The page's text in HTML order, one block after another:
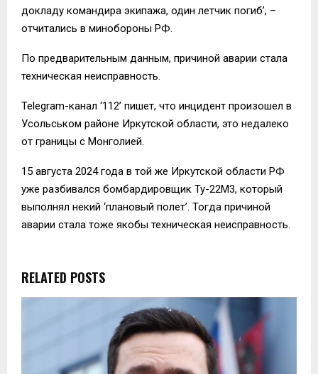
докладу командира экипажа, один летчик погиб’, –
отчитались в минобороны РФ.
По предварительным данным, причиной аварии стала
техническая неисправность.
Telegram-канал ‘112’ пишет, что инцидент произошел в
Усольськом районе Иркутской области, это недалеко
от границы с Монголией.
15 августа 2024 года в той же Иркутской области РФ
уже разбивался бомбардировщик Ту-22М3, который
выполнял некий ‘плановый полет’. Тогда причиной
аварии стала тоже якобы техническая неисправность.
RELATED POSTS